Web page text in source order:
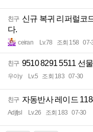
친구 신규 복귀 리퍼럴코
다.
ceiran Lv.78 조회 158 07-
친구 9510 8291 5511 선
우야y Lv.5 조회 183 07-30
친구 자동반사 레이드
Adjfjsl Lv.26 조회 183 07-30